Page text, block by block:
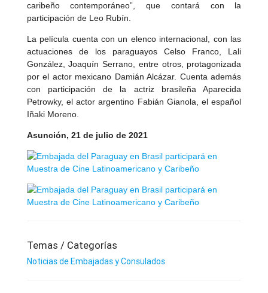
caribeño contemporáneo”, que contará con la
participación de Leo Rubín.
La película cuenta con un elenco internacional, con las
actuaciones de los paraguayos Celso Franco, Lali
González, Joaquín Serrano, entre otros, protagonizada
por el actor mexicano Damián Alcázar. Cuenta además
con participación de la actriz brasileña Aparecida
Petrowky, el actor argentino Fabián Gianola, el español
Iñaki Moreno.
Asunción, 21 de julio de 2021
Temas / Categorías
Noticias de Embajadas y Consulados